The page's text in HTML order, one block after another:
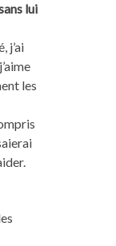
lui
j’ai
les